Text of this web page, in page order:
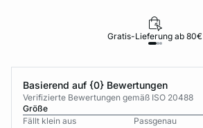
Gratis-Lieferung ab 80€
Basierend auf {0} Bewertungen
Verifizierte Bewertungen gemäß ISO 20488
Größe
Fällt klein aus
Passgenau